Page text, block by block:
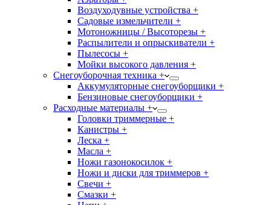
Воздуходувные устройства +
Садовые измельчители +
Мотоножницы / Высоторезы +
Распылители и опрыскиватели +
Пылесосы +
Мойки высокого давления +
Снегоуборочная техника +
Аккумуляторные снегоуборщики +
Бензиновые снегоуборщики +
Расходные материалы +
Головки триммерные +
Канистры +
Леска +
Масла +
Ножи газонокосилок +
Ножи и диски для триммеров +
Свечи +
Смазки +